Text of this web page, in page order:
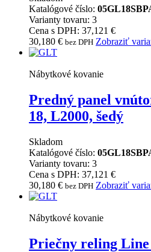
Katalógové číslo:
Varianty tovaru: 3
Cena s DPH: 37,121 €
30,180 € bez DPH Zobraziť
Nábytkové kovanie
Predný panel
18, L2000, šedý
Skladom
Katalógové číslo:
Varianty tovaru: 3
Cena s DPH: 37,121 €
30,180 € bez DPH Zobraziť
Nábytkové kovanie
Priečny reling